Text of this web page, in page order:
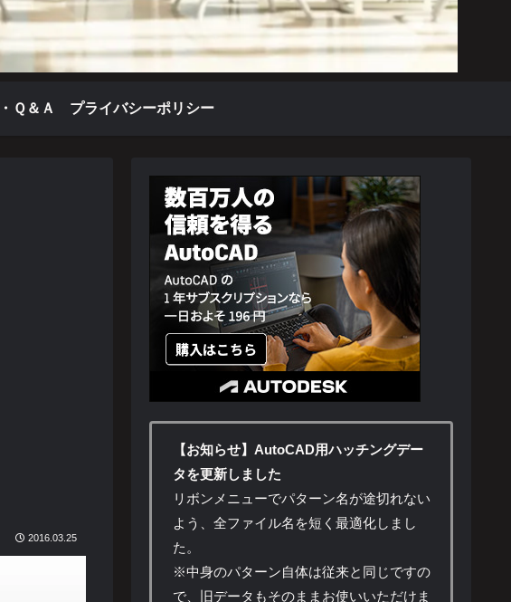
Ｑ＆Ａ プライバシーポリシー
2016.03.25
【お知らせ】AutoCAD用ハッチングデー
タを更新しました
リボンメニューでパターン名が途切れない
よう、全ファイル名を短く最適化しまし
た。
※中身のパターン自体は従来と同じですの
で、旧データもそのままお使いいただけま